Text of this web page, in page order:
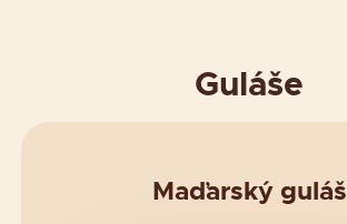
Guláše
Maďarský guláš